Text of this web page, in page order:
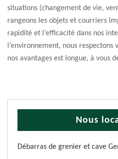
situations (changement de vie,
rangeons les objets et courriers
rapidité et l’efficacité dans nos
l’environnement, nous
nos avantages est longue, à vous
Nous
Débarras de grenier et cave